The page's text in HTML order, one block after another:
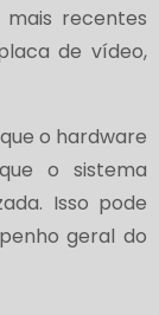
recentes
de vídeo,
o hardware
o sistema
Isso pode
geral do